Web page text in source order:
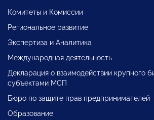
Комитеты и Комиссии
Региональное развитие
Экспертиза и Аналитика
Международная деятельность
Декларация о взаимодействии крупного
субъектами МСП
Бюро по защите прав предпринимателей
Образование